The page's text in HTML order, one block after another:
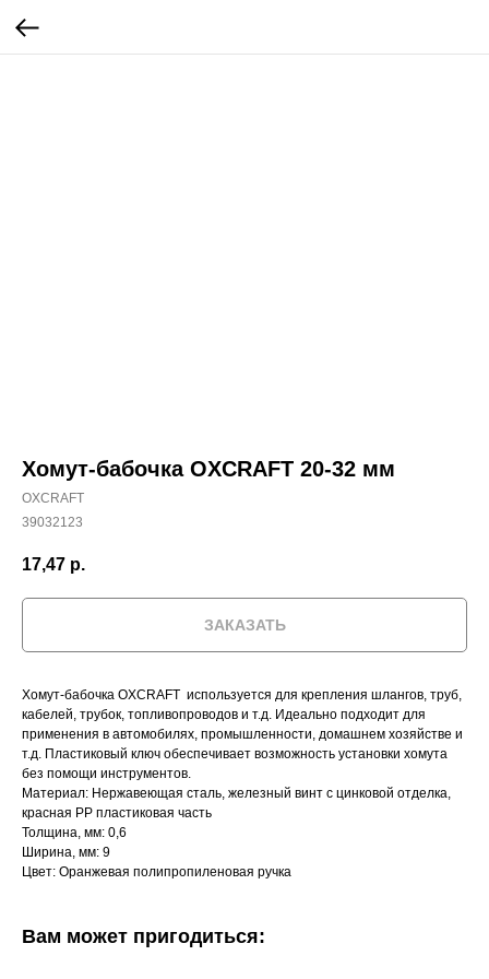
Хомут-бабочка OXCRAFT 20-32 мм
OXCRAFT
39032123
17,47 р.
ЗАКАЗАТЬ
Хомут-бабочка OXCRAFT используется для крепления шлангов, труб,
кабелей, трубок, топливопроводов и т.д. Идеально подходит для
применения в автомобилях, промышленности, домашнем хозяйстве и
т.д. Пластиковый ключ обеспечивает возможность установки хомута
без помощи инструментов.
Материал: Нержавеющая сталь, железный винт с цинковой отделка,
красная PP пластиковая часть
Толщина, мм: 0,6
Ширина, мм: 9
Цвет: Оранжевая полипропиленовая ручка
Вам может пригодиться: